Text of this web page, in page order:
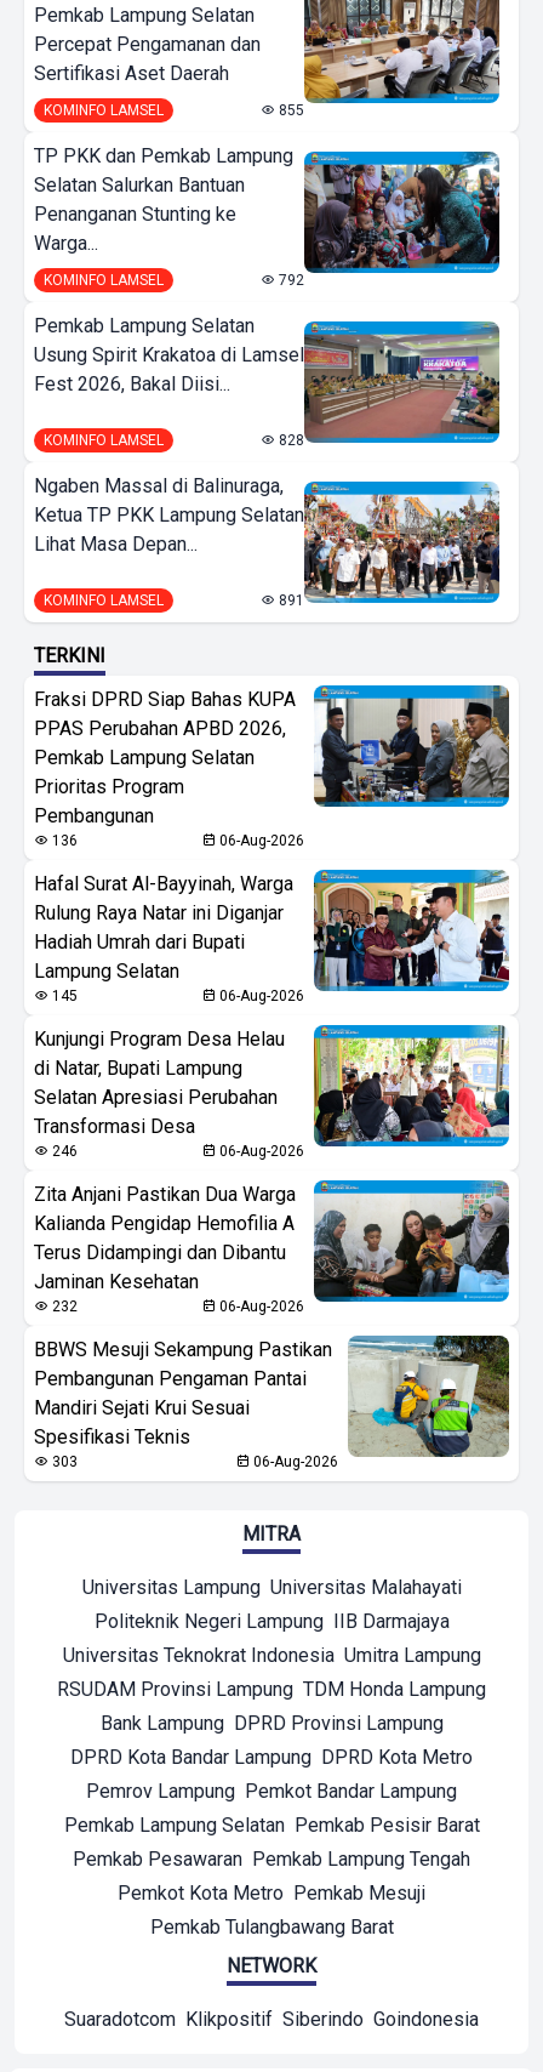
Pemkab Lampung Selatan
Percepat Pengamanan dan
Sertifikasi Aset Daerah
KOMINFO LAMSEL 855
TP PKK dan Pemkab Lampung
Selatan Salurkan Bantuan
Penanganan Stunting ke
Warga...
KOMINFO LAMSEL 792
Pemkab Lampung Selatan
Usung Spirit Krakatoa di Lamsel
Fest 2026, Bakal Diisi...
KOMINFO LAMSEL 828
Ngaben Massal di Balinuraga,
Ketua TP PKK Lampung Selatan
Lihat Masa Depan...
KOMINFO LAMSEL 891
TERKINI
Fraksi DPRD Siap Bahas KUPA
PPAS Perubahan APBD 2026,
Pemkab Lampung Selatan
Prioritas Program
Pembangunan
136 06-Aug-2026
Hafal Surat Al-Bayyinah, Warga
Rulung Raya Natar ini Diganjar
Hadiah Umrah dari Bupati
Lampung Selatan
145 06-Aug-2026
Kunjungi Program Desa Helau
di Natar, Bupati Lampung
Selatan Apresiasi Perubahan
Transformasi Desa
246 06-Aug-2026
Zita Anjani Pastikan Dua Warga
Kalianda Pengidap Hemofilia A
Terus Didampingi dan Dibantu
Jaminan Kesehatan
232 06-Aug-2026
BBWS Mesuji Sekampung Pastikan
Pembangunan Pengaman Pantai
Mandiri Sejati Krui Sesuai
Spesifikasi Teknis
303 06-Aug-2026
MITRA
Universitas Lampung Universitas Malahayati
Politeknik Negeri Lampung IIB Darmajaya
Universitas Teknokrat Indonesia Umitra Lampung
RSUDAM Provinsi Lampung TDM Honda Lampung
Bank Lampung DPRD Provinsi Lampung
DPRD Kota Bandar Lampung DPRD Kota Metro
Pemrov Lampung Pemkot Bandar Lampung
Pemkab Lampung Selatan Pemkab Pesisir Barat
Pemkab Pesawaran Pemkab Lampung Tengah
Pemkot Kota Metro Pemkab Mesuji
Pemkab Tulangbawang Barat
NETWORK
Suaradotcom Klikpositif Siberindo Goindonesia